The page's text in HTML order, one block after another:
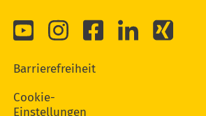
Barrierefreiheit
Cookie-
Einstellungen